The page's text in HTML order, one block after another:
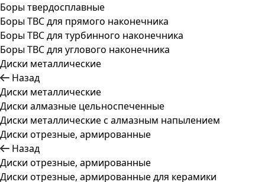
Боры твердосплавные
Боры ТВС для прямого наконечника
Боры ТВС для турбинного наконечника
Боры ТВС для углового наконечника
Диски металлические
Назад
Диски металлические
Диски алмазные цельноспеченные
Диски металлические с алмазным напылением
Диски отрезные, армированные
Назад
Диски отрезные, армированные
Диски отрезные, армированные для керамики